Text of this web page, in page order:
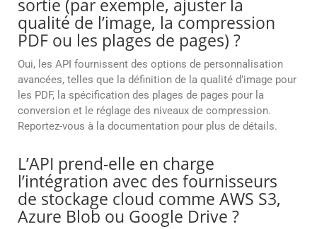
sortie (par exemple, ajuster la
qualité de l’image, la compression
PDF ou les plages de pages) ?
Oui, les API fournissent des options de personnalisation
avancées, telles que la définition de la qualité d’image pour
les PDF, la spécification des plages de pages pour la
conversion et le réglage des niveaux de compression.
Reportez-vous à la documentation pour plus de détails.
L’API prend-elle en charge
l’intégration avec des fournisseurs
de stockage cloud comme AWS S3,
Azure Blob ou Google Drive ?